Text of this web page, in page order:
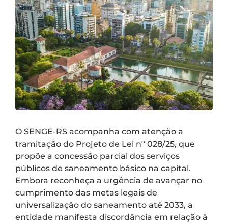
O SENGE-RS acompanha com atenção a
tramitação do Projeto de Lei nº 028/25, que
propõe a concessão parcial dos serviços
públicos de saneamento básico na capital.
Embora reconheça a urgência de avançar no
cumprimento das metas legais de
universalização do saneamento até 2033, a
entidade manifesta discordância em relação à